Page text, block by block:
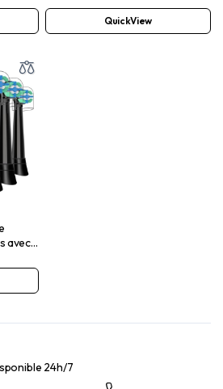
QuickView
avec
et
24h/7